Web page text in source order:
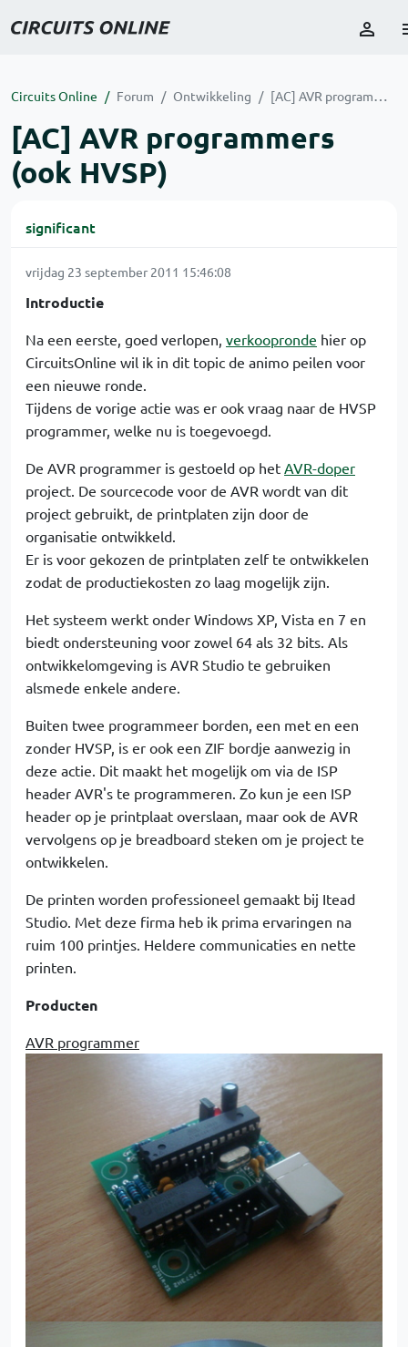
Circuits Online Forum Ontwikkeling [AC] AVR programmers (ook HVSP)
[AC] AVR programmers
(ook HVSP)
significant
vrijdag 23 september 2011 15:46:08
Introductie
Na een eerste, goed verlopen, verkoopronde hier op
CircuitsOnline wil ik in dit topic de animo peilen voor
een nieuwe ronde.
Tijdens de vorige actie was er ook vraag naar de HVSP
programmer, welke nu is toegevoegd.
De AVR programmer is gestoeld op het AVR-doper
project. De sourcecode voor de AVR wordt van dit
project gebruikt, de printplaten zijn door de
organisatie ontwikkeld.
Er is voor gekozen de printplaten zelf te ontwikkelen
zodat de productiekosten zo laag mogelijk zijn.
Het systeem werkt onder Windows XP, Vista en 7 en
biedt ondersteuning voor zowel 64 als 32 bits. Als
ontwikkelomgeving is AVR Studio te gebruiken
alsmede enkele andere.
Buiten twee programmeer borden, een met en een
zonder HVSP, is er ook een ZIF bordje aanwezig in
deze actie. Dit maakt het mogelijk om via de ISP
header AVR's te programmeren. Zo kun je een ISP
header op je printplaat overslaan, maar ook de AVR
vervolgens op je breadboard steken om je project te
ontwikkelen.
De printen worden professioneel gemaakt bij Itead
Studio. Met deze firma heb ik prima ervaringen na
ruim 100 printjes. Heldere communicaties en nette
printen.
Producten
AVR programmer